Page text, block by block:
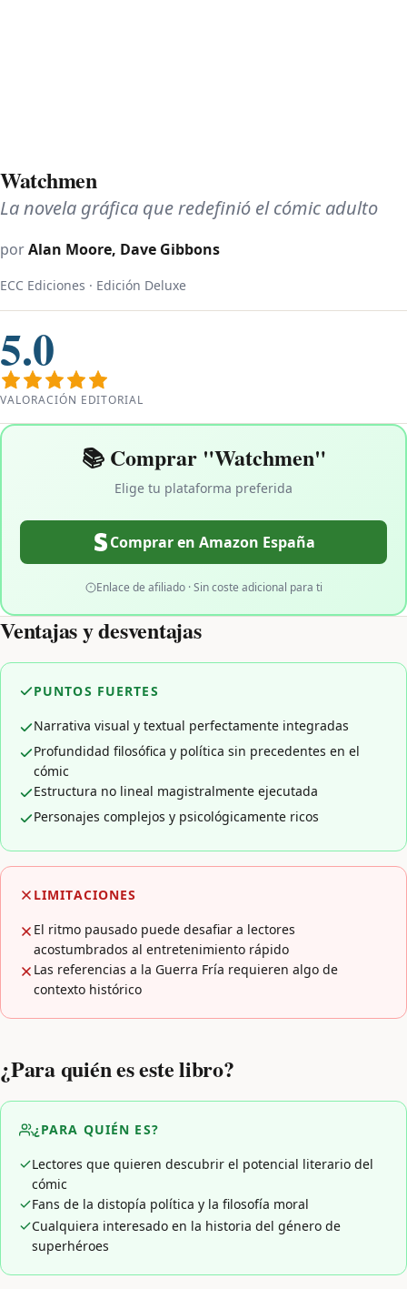
Watchmen
La novela gráfica que redefinió el cómic adulto
porAlan Moore, Dave Gibbons
ECC Ediciones · Edición Deluxe
5.0
VALORACIÓN EDITORIAL
📚 Comprar "Watchmen"
Elige tu plataforma preferida
Comprar en Amazon España
Enlace de afiliado · Sin coste adicional para ti
Ventajas y desventajas
PUNTOS FUERTES
Narrativa visual y textual perfectamente integradas
Profundidad filosófica y política sin precedentes en el
cómic
Estructura no lineal magistralmente ejecutada
Personajes complejos y psicológicamente ricos
LIMITACIONES
El ritmo pausado puede desafiar a lectores
acostumbrados al entretenimiento rápido
Las referencias a la Guerra Fría requieren algo de
contexto histórico
¿Para quién es este libro?
¿PARA QUIÉN ES?
Lectores que quieren descubrir el potencial literario del
cómic
Fans de la distopía política y la filosofía moral
Cualquiera interesado en la historia del género de
superhéroes